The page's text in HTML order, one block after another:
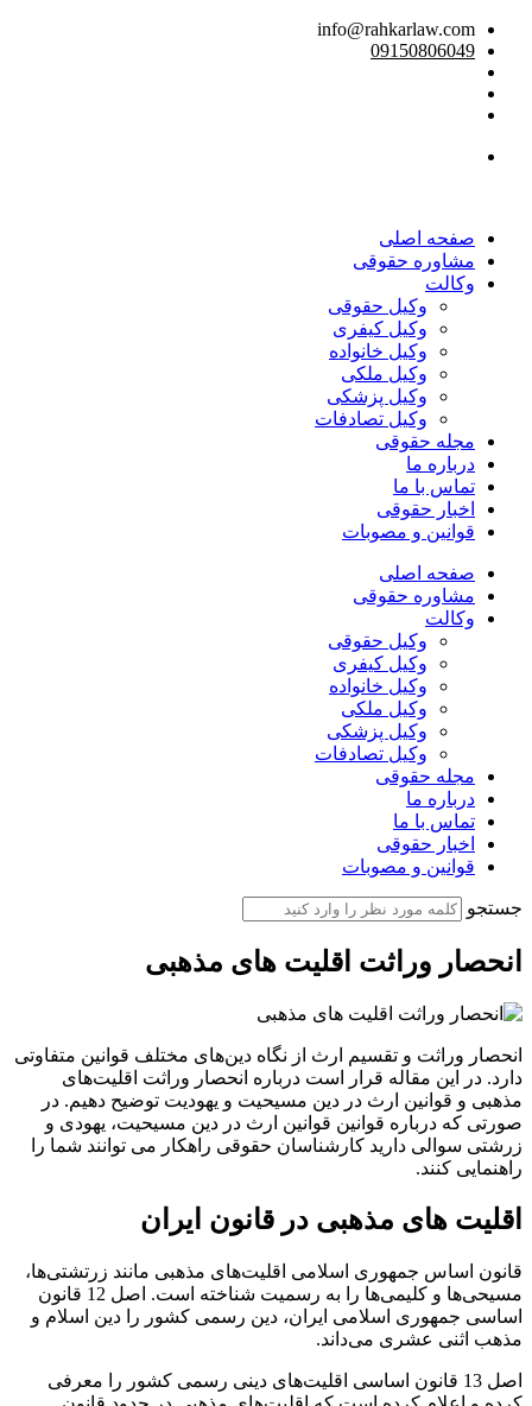
info@rahkarlaw.com
09150806049
صفحه اصلی
مشاوره حقوقی
وکالت
وکیل حقوقی
وکیل کیفری
وکیل خانواده
وکیل ملکی
وکیل پزشکی
وکیل تصادفات
مجله حقوقی
درباره ما
تماس با ما
اخبار حقوقی
قوانین و مصوبات
صفحه اصلی
مشاوره حقوقی
وکالت
وکیل حقوقی
وکیل کیفری
وکیل خانواده
وکیل ملکی
وکیل پزشکی
وکیل تصادفات
مجله حقوقی
درباره ما
تماس با ما
اخبار حقوقی
قوانین و مصوبات
جستجو
انحصار وراثت اقلیت‌ های مذهبی
انحصار وراثت و تقسیم ارث از نگاه دین‌های مختلف قوانین متفاوتی
دارد. در این مقاله قرار است درباره انحصار وراثت اقلیت‌های
مذهبی و قوانین ارث در دین مسیحیت و یهودیت توضیح دهیم. در
صورتی که درباره قوانین قوانین ارث در دین مسیحیت، یهودی و
زرشتی سوالی دارید کارشناسان حقوقی راهکار می توانند شما را
راهنمایی کنند.
اقلیت های مذهبی در قانون ایران
قانون اساس جمهوری اسلامی اقلیت‌های مذهبی مانند زرتشتی‌ها،
مسیحی‌ها و کلیمی‌ها را به رسمیت شناخته است. اصل 12 قانون
اساسی جمهوری اسلامی ایران، دین رسمی کشور را دین اسلام و
مذهب اثنی عشری می‌داند.
اصل 13 قانون اساسی اقلیت‌های دینی رسمی کشور را معرفی